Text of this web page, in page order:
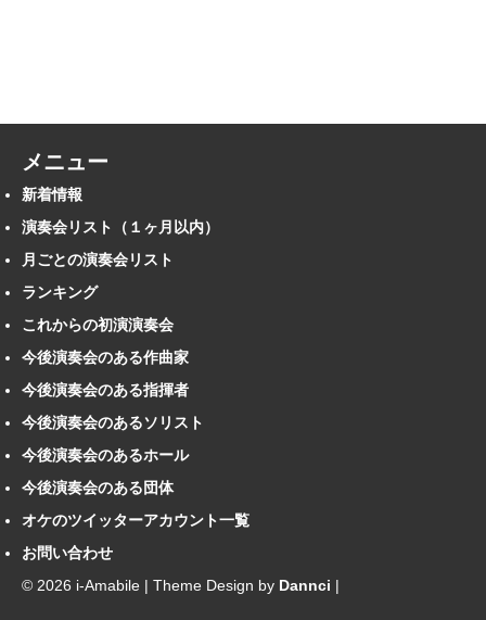
メニュー
新着情報
演奏会リスト（１ヶ月以内）
月ごとの演奏会リスト
ランキング
これからの初演演奏会
今後演奏会のある作曲家
今後演奏会のある指揮者
今後演奏会のあるソリスト
今後演奏会のあるホール
今後演奏会のある団体
オケのツイッターアカウント一覧
お問い合わせ
© 2026 i-Amabile | Theme Design by Dannci |